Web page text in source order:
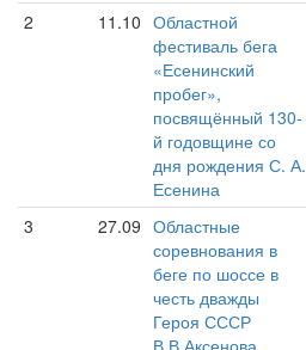
2 11.10 Областной
фестиваль бега
«Есенинский
пробег»,
посвящённый 130-
й годовщине со
дня рождения С. А.
Есенина
3 27.09 Областные
соревнования в
беге по шоссе в
честь дважды
Героя СССР
В.В.Аксенова